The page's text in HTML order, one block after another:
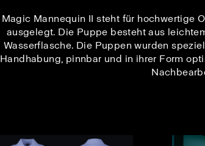
Magic Mannequin II steht für hochwertige
ausgelegt. Die Puppe besteht aus
Wasserflasche. Die Puppen wurden
Handhabung, pinnbar und in ihrer Form